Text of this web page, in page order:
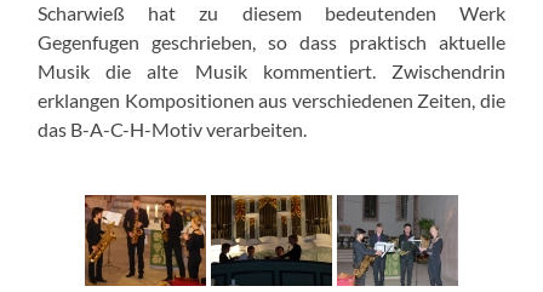
Scharwieß hat zu diesem bedeutenden Werk
Gegenfugen geschrieben, so dass praktisch aktuelle
Musik die alte Musik kommentiert. Zwischendrin
erklangen Kompositionen aus verschiedenen Zeiten, die
das B-A-C-H-Motiv verarbeiten.